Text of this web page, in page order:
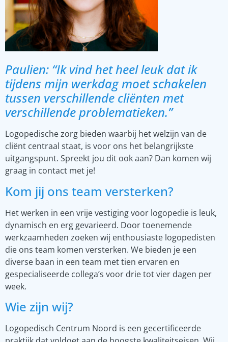
Paulien: “Ik vind het heel leuk dat ik
tijdens mijn werkdag moet schakelen
tussen verschillende cliënten met
verschillende problematieken.”
Logopedische zorg bieden waarbij het welzijn van de
cliënt centraal staat, is voor ons het belangrijkste
uitgangspunt. Spreekt jou dit ook aan? Dan komen wij
graag in contact met je!
Kom jij ons team versterken?
Het werken in een vrije vestiging voor logopedie is leuk,
dynamisch en erg gevarieerd. Door toenemende
werkzaamheden zoeken wij enthousiaste logopedisten
die ons team komen versterken. We bieden je een
diverse baan in een team met tien ervaren en
gespecialiseerde collega’s voor drie tot vier dagen per
week.
Wie zijn wij?
Logopedisch Centrum Noord is een gecertificeerde